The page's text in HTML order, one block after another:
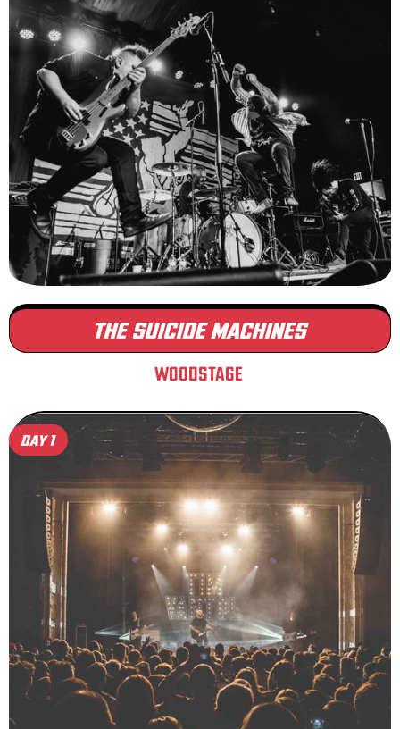
THE SUICIDE MACHINES
WOODSTAGE
DAY 1